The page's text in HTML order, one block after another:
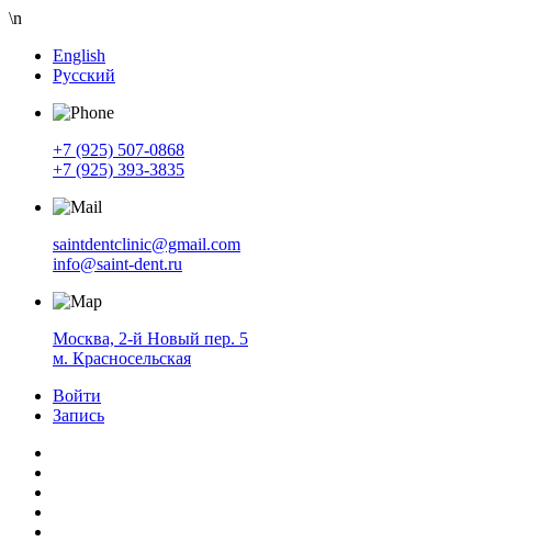
\n
English
Русский
+7 (925) 507-0868
+7 (925) 393-3835
saintdentclinic@gmail.com
info@saint-dent.ru
Москва, 2-й Новый пер. 5
м. Красносельская
Войти
Запись